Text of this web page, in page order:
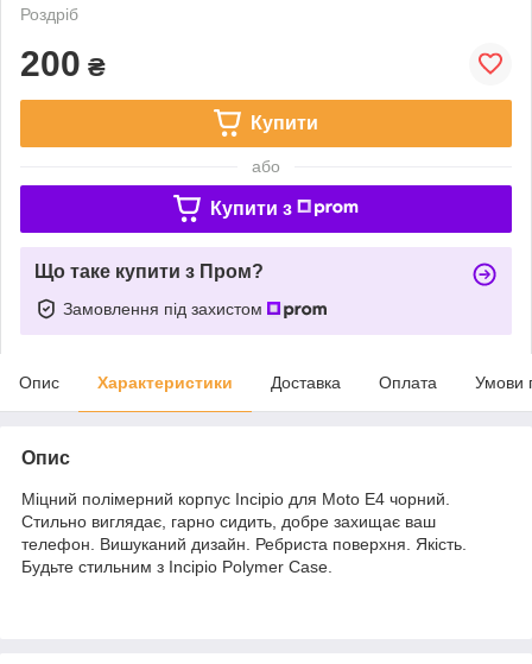
Роздріб
200 ₴
Купити
або
Купити з
Що таке купити з Пром?
Замовлення під захистом
Опис Характеристики Доставка Оплата Умови
Опис
Міцний полімерний корпус Incipio для Moto E4 чорний.
Стильно виглядає, гарно сидить, добре захищає ваш
телефон. Вишуканий дизайн. Ребриста поверхня. Якість.
Будьте стильним з Incipio Polymer Case.